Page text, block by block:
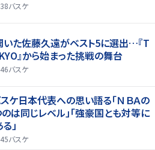
バスケ
いた佐藤久遠がベスト5に選出…『T
』から始まった挑戦の舞台
バスケ
ケ日本代表への思い語る「ＮＢＡの
は同じレベル」「強豪国とも対等に
」
バスケ